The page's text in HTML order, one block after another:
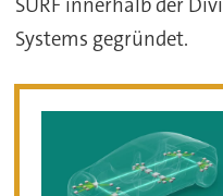
SURF innerhalb der
Systems gegründet.